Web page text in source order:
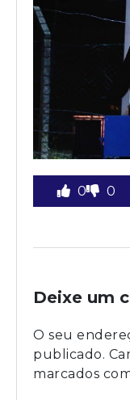
0 0
Deixe um
O seu
publicado.
marcados